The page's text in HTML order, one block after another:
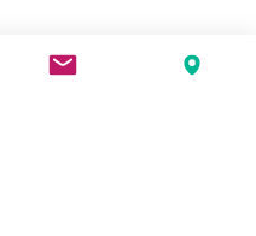
2019 - Giovanna e
book)